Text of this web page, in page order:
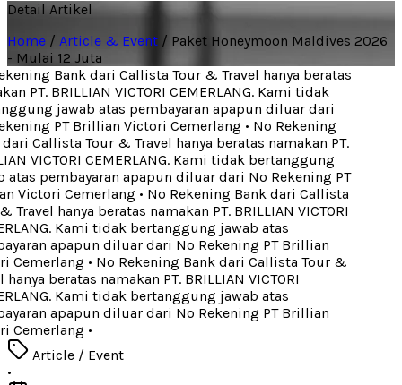
Detail Artikel
Home / Article & Event / Paket Honeymoon Maldives 2026
- Mulai 12 Juta
Bank dari Callista Tour & Travel hanya beratas
PT. BRILLIAN VICTORI CEMERLANG. Kami tidak
jawab atas pembayaran apapun diluar dari
PT Brillian Victori Cemerlang• No Rekening
Callista Tour & Travel hanya beratas namakan PT.
VICTORI CEMERLANG. Kami tidak bertanggung
pembayaran apapun diluar dari No Rekening PT
Victori Cemerlang• No Rekening Bank dari Callista
Travel hanya beratas namakan PT. BRILLIAN VICTORI
Kami tidak bertanggung jawab atas
apapun diluar dari No Rekening PT Brillian
Cemerlang• No Rekening Bank dari Callista Tour &
beratas namakan PT. BRILLIAN VICTORI
Kami tidak bertanggung jawab atas
apapun diluar dari No Rekening PT Brillian
Cemerlang•
Article / Event
•